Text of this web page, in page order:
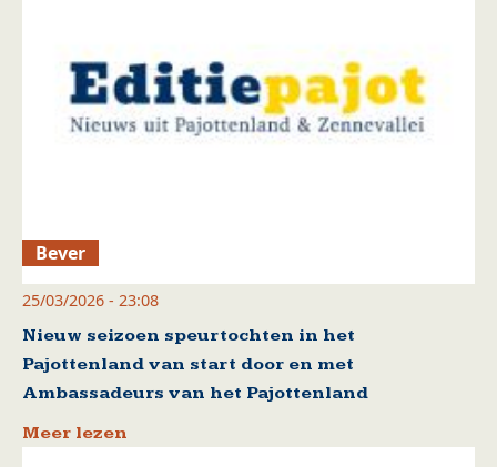
Bever
25/03/2026 - 23:08
Nieuw seizoen speurtochten in het
Pajottenland van start door en met
Ambassadeurs van het Pajottenland
Meer lezen